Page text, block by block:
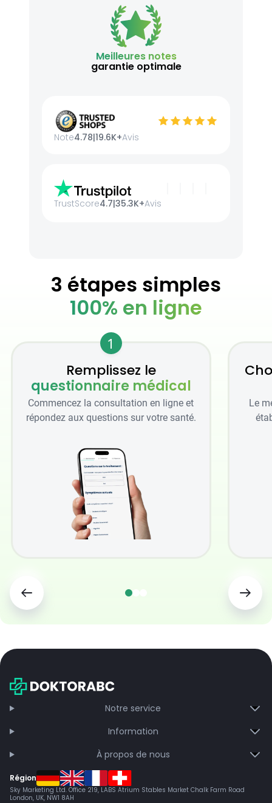
Meilleures notes
garantie optimale
Note4.78|19.6K+Avis
TrustScore4.7|35.3K+Avis
3 étapes simples
100% en ligne
1
Remplissez le
questionnaire médical
Commencez la consultation en ligne et
répondez aux questions sur votre santé.
Le
Notre service
Information
À propos de nous
Région
Sky Marketing Ltd. Office 219, LABS Atrium Stables Market Chalk Farm Road
London, UK, NW1 8AH